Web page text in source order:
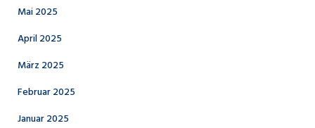
Mai 2025
April 2025
März 2025
Februar 2025
Januar 2025